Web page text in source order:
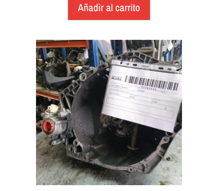
Añadir al carrito